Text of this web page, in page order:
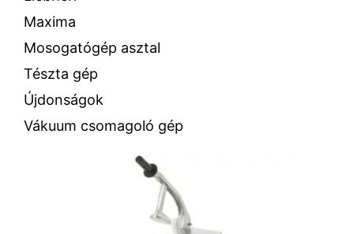
Maxima
Mosogatógép asztal
Tészta gép
Újdonságok
Vákuum csomagoló gép